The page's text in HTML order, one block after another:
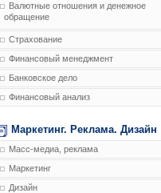
Валютные отношения и денежное
обращение
Страхование
Финансовый менеджмент
Банковское дело
Финансовый анализ
Маркетинг. Реклама. Дизайн
Масс-медиа, реклама
Маркетинг
Дизайн